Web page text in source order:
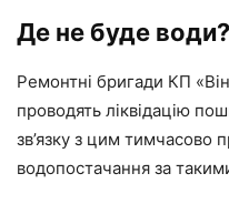
Де не буде води?
Ремонтні бригади КП
проводять ліквідацію
зв’язку з цим
водопостачання за